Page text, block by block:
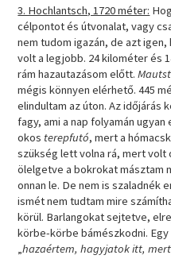
3. Hochlantsch, 1720 méter:
célpontot és útvonalat, vagy
nem tudom igazán, de azt
volt a legjobb. 24 kilométer és
rám hazautazásom előtt.
mégis könnyen elérhető. 445
elindultam az úton. Az időjárás
fagy, ami a nap folyamán
okos terepfutó, mert a
szükség lett volna rá, mert volt
ölelgetve a bokrokat másztam
onnan le. De nem is szaladnék
ismét nem tudtam mire
körül. Barlangokat sejtetve,
körbe-körbe bámészkodni.
„hazaértem, hagyjatok itt,